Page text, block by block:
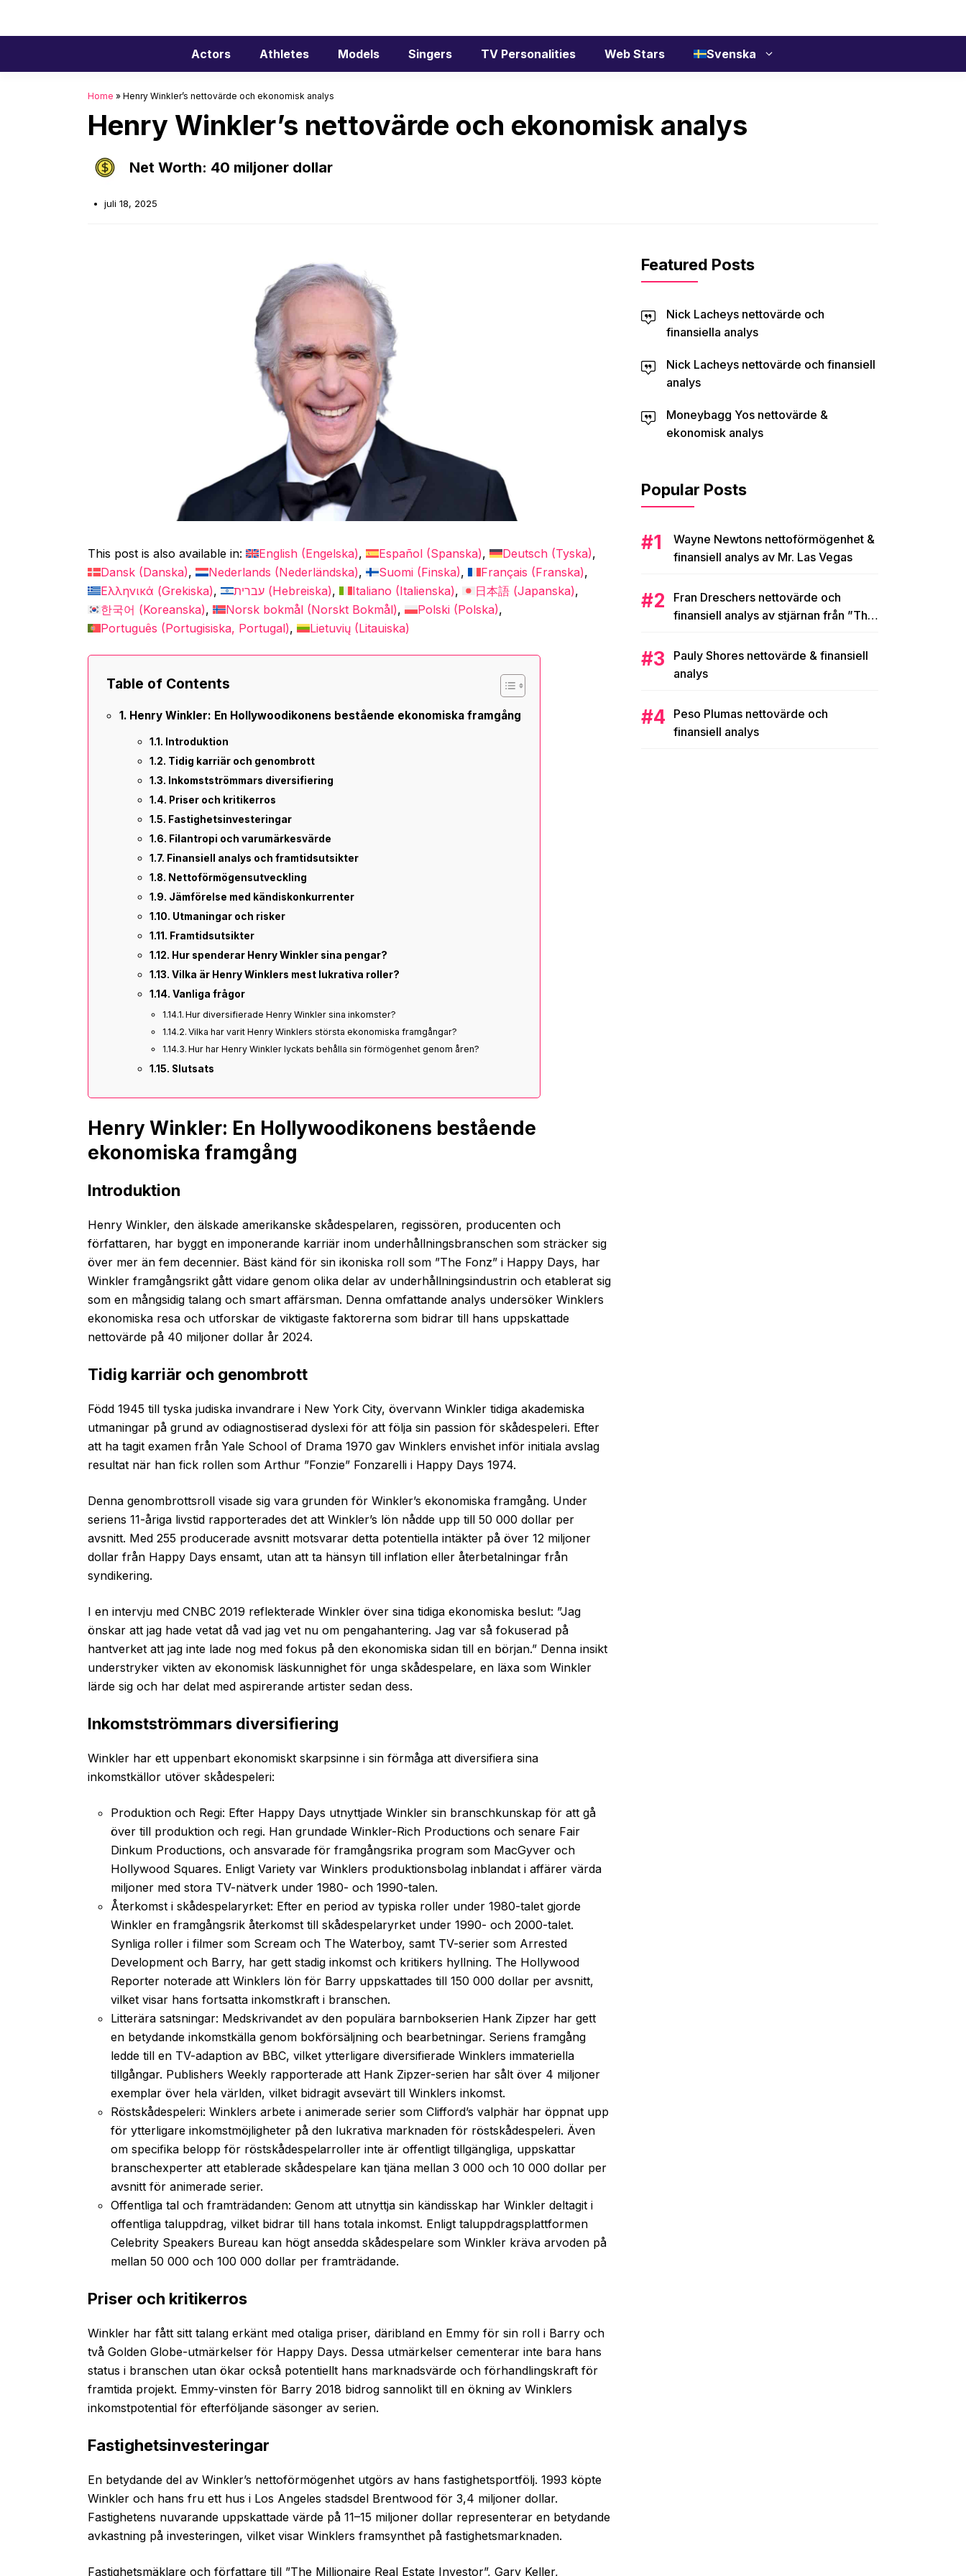
Actors Athletes Models Singers TV Personalities Web Stars Svenska
Home » Henry Winkler’s nettovärde och ekonomisk analys
Henry Winkler’s nettovärde och ekonomisk analys
Net Worth: 40 miljoner dollar
juli 18, 2025
This post is also available in: English (Engelska) Español (Spanska) Deutsch (Tyska)
Dansk (Danska) Nederlands (Nederländska) Suomi (Finska) Français (Franska)
Ελληνικά (Grekiska) עברית (Hebreiska) Italiano (Italienska) 日本語 (Japanska)
한국어 (Koreanska) Norsk bokmål (Norskt Bokmål) Polski (Polska)
Português (Portugisiska, Portugal) Lietuvių (Litauiska)
Table of Contents
Henry Winkler: En Hollywoodikonens bestående ekonomiska framgång
Introduktion
Tidig karriär och genombrott
Inkomstströmmars diversifiering
Priser och kritikerros
Fastighetsinvesteringar
Filantropi och varumärkesvärde
Finansiell analys och framtidsutsikter
Nettoförmögensutveckling
Jämförelse med kändiskonkurrenter
Utmaningar och risker
Framtidsutsikter
Hur spenderar Henry Winkler sina pengar?
Vilka är Henry Winklers mest lukrativa roller?
Vanliga frågor
Hur diversifierade Henry Winkler sina inkomster?
Vilka har varit Henry Winklers största ekonomiska framgångar?
Hur har Henry Winkler lyckats behålla sin förmögenhet genom åren?
Slutsats
Henry Winkler: En Hollywoodikonens bestående
ekonomiska framgång
Introduktion
Henry Winkler, den älskade amerikanske skådespelaren, regissören, producenten och
författaren, har byggt en imponerande karriär inom underhållningsbranschen som sträcker sig
över mer än fem decennier. Bäst känd för sin ikoniska roll som ”The Fonz” i Happy Days, har
Winkler framgångsrikt gått vidare genom olika delar av underhållningsindustrin och etablerat sig
som en mångsidig talang och smart affärsman. Denna omfattande analys undersöker Winklers
ekonomiska resa och utforskar de viktigaste faktorerna som bidrar till hans uppskattade
nettovärde på 40 miljoner dollar år 2024.
Tidig karriär och genombrott
Född 1945 till tyska judiska invandrare i New York City, övervann Winkler tidiga akademiska
utmaningar på grund av odiagnostiserad dyslexi för att följa sin passion för skådespeleri. Efter
att ha tagit examen från Yale School of Drama 1970 gav Winklers envishet inför initiala avslag
resultat när han fick rollen som Arthur ”Fonzie” Fonzarelli i Happy Days 1974.
Denna genombrottsroll visade sig vara grunden för Winkler’s ekonomiska framgång. Under
seriens 11-åriga livstid rapporterades det att Winkler’s lön nådde upp till 50 000 dollar per
avsnitt. Med 255 producerade avsnitt motsvarar detta potentiella intäkter på över 12 miljoner
dollar från Happy Days ensamt, utan att ta hänsyn till inflation eller återbetalningar från
syndikering.
I en intervju med CNBC 2019 reflekterade Winkler över sina tidiga ekonomiska beslut: ”Jag
önskar att jag hade vetat då vad jag vet nu om pengahantering. Jag var så fokuserad på
hantverket att jag inte lade nog med fokus på den ekonomiska sidan till en början.” Denna insikt
understryker vikten av ekonomisk läskunnighet för unga skådespelare, en läxa som Winkler
lärde sig och har delat med aspirerande artister sedan dess.
Inkomstströmmars diversifiering
Winkler har ett uppenbart ekonomiskt skarpsinne i sin förmåga att diversifiera sina
inkomstkällor utöver skådespeleri:
Produktion och Regi: Efter Happy Days utnyttjade Winkler sin branschkunskap för att gå
över till produktion och regi. Han grundade Winkler-Rich Productions och senare Fair
Dinkum Productions, och ansvarade för framgångsrika program som MacGyver och
Hollywood Squares. Enligt Variety var Winklers produktionsbolag inblandat i affärer värda
miljoner med stora TV-nätverk under 1980- och 1990-talen.
Återkomst i skådespelaryrket: Efter en period av typiska roller under 1980-talet gjorde
Winkler en framgångsrik återkomst till skådespelaryrket under 1990- och 2000-talet.
Synliga roller i filmer som Scream och The Waterboy, samt TV-serier som Arrested
Development och Barry, har gett stadig inkomst och kritikers hyllning. The Hollywood
Reporter noterade att Winklers lön för Barry uppskattades till 150 000 dollar per avsnitt,
vilket visar hans fortsatta inkomstkraft i branschen.
Litterära satsningar: Medskrivandet av den populära barnbokserien Hank Zipzer har gett
en betydande inkomstkälla genom bokförsäljning och bearbetningar. Seriens framgång
ledde till en TV-adaption av BBC, vilket ytterligare diversifierade Winklers immateriella
tillgångar. Publishers Weekly rapporterade att Hank Zipzer-serien har sålt över 4 miljoner
exemplar över hela världen, vilket bidragit avsevärt till Winklers inkomst.
Röstskådespeleri: Winklers arbete i animerade serier som Clifford’s valphär har öppnat upp
för ytterligare inkomstmöjligheter på den lukrativa marknaden för röstskådespeleri. Även
om specifika belopp för röstskådespelarroller inte är offentligt tillgängliga, uppskattar
branschexperter att etablerade skådespelare kan tjäna mellan 3 000 och 10 000 dollar per
avsnitt för animerade serier.
Offentliga tal och framträdanden: Genom att utnyttja sin kändisskap har Winkler deltagit i
offentliga taluppdrag, vilket bidrar till hans totala inkomst. Enligt taluppdragsplattformen
Celebrity Speakers Bureau kan högt ansedda skådespelare som Winkler kräva arvoden på
mellan 50 000 och 100 000 dollar per framträdande.
Priser och kritikerros
Winkler har fått sitt talang erkänt med otaliga priser, däribland en Emmy för sin roll i Barry och
två Golden Globe-utmärkelser för Happy Days. Dessa utmärkelser cementerar inte bara hans
status i branschen utan ökar också potentiellt hans marknadsvärde och förhandlingskraft för
framtida projekt. Emmy-vinsten för Barry 2018 bidrog sannolikt till en ökning av Winklers
inkomstpotential för efterföljande säsonger av serien.
Fastighetsinvesteringar
En betydande del av Winkler’s nettoförmögenhet utgörs av hans fastighetsportfölj. 1993 köpte
Winkler och hans fru ett hus i Los Angeles stadsdel Brentwood för 3,4 miljoner dollar.
Fastighetens nuvarande uppskattade värde på 11–15 miljoner dollar representerar en betydande
avkastning på investeringen, vilket visar Winklers framsynthet på fastighetsmarknaden.
Fastighetsmäklare och författare till ”The Millionaire Real Estate Investor”, Gary Keller,
Featured Posts
Nick Lacheys nettovärde och
finansiella analys
Nick Lacheys nettovärde och finansiell
analys
Moneybagg Yos nettovärde &
ekonomisk analys
Popular Posts
Wayne Newtons nettoförmögenhet &
finansiell analys av Mr. Las Vegas
Fran Dreschers nettovärde och
finansiell analys av stjärnan från ”The
Pauly Shores nettovärde & finansiell
analys
Peso Plumas nettovärde och
finansiell analys